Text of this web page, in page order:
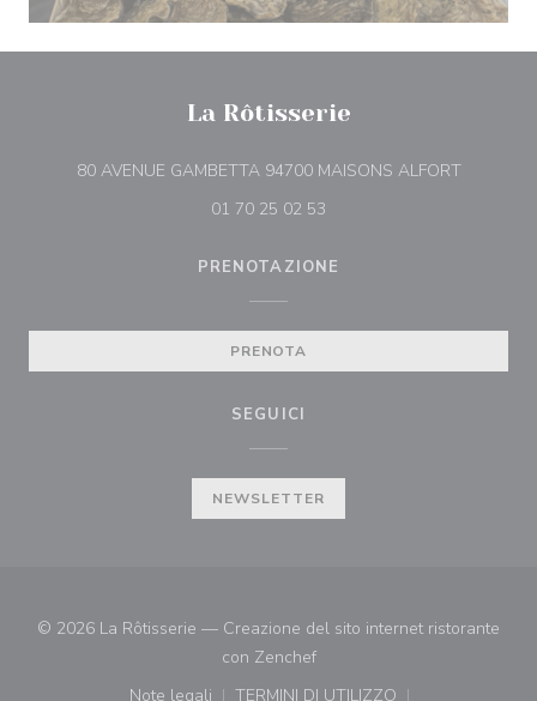
La Rôtisserie
80 AVENUE GAMBETTA 94700 MAISONS ALFORT((apre
01 70 25 02 53
PRENOTAZIONE
PRENOTA
SEGUICI
NEWSLETTER
© 2026 La Rôtisserie — Creazione del sito internet ristorante
con Zenchef((apre una nuova finestra))
Note legali
TERMINI DI UTILIZZO